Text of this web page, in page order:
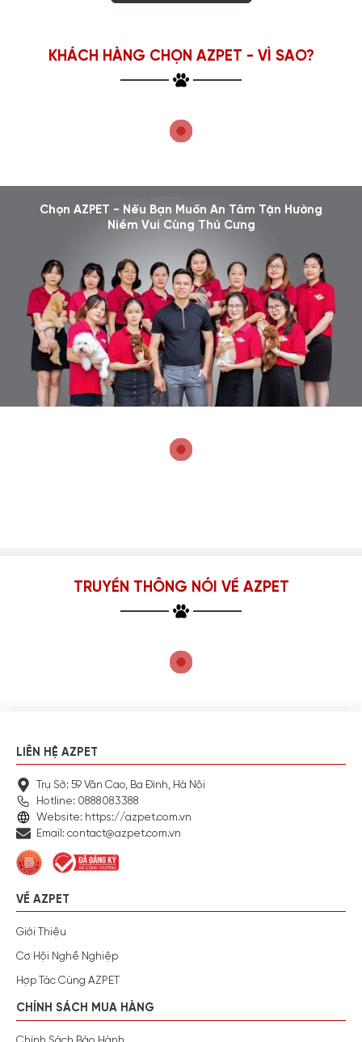
KHÁCH HÀNG CHỌN AZPET - VÌ SAO?
Chọn AZPET - Nếu Bạn Muốn An Tâm Tận Hưởng
Niềm Vui Cùng Thú Cưng
TRUYỀN THÔNG NÓI VỀ AZPET
LIÊN HỆ AZPET
Trụ Sở: 59 Văn Cao, Ba Đình, Hà Nội
Hotline: 0888083388
Website: https://azpet.com.vn
Email: contact@azpet.com.vn
VỀ AZPET
Giới Thiệu
Cơ Hội Nghề Nghiệp
Hợp Tác Cùng AZPET
CHÍNH SÁCH MUA HÀNG